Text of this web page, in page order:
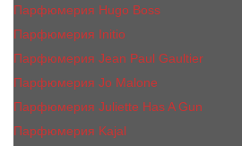
Парфюмерия Hugo Boss
Парфюмерия Initio
Парфюмерия Jean Paul Gaultier
Парфюмерия Jо Malоnе
Парфюмерия Juliette Has A Gun
Парфюмерия Kajal